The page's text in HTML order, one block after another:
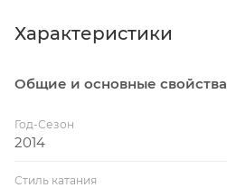
Характеристики
Общие и основные свойства
Год-Сезон
2014
Стиль катания